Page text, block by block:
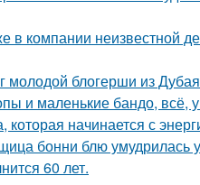
в компании неизвестной
молодой блогерши из
и маленькие бандо, всё,
начинается с
бонни блю умудрилась
60 лет.